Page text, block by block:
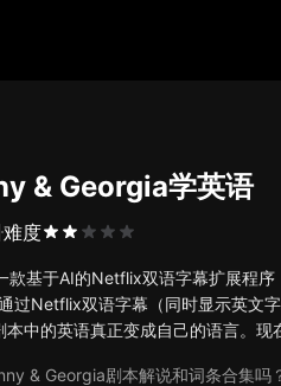
& Georgia学英语
难度
款基于AI的Netflix双语字幕扩展程
过Netflix双语字幕（同时显示英文
本中的英语真正变成自己的语言。现
& Georgia剧本解说和词条合集